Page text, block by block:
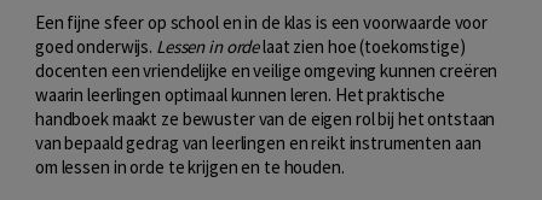
Een fijne sfeer op school en in de klas is een voorwaarde voor
goed onderwijs. Lessen in ordelaat zien hoe (toekomstige)
docenten een vriendelijke en veilige omgeving kunnen creëren
waarin leerlingen optimaal kunnen leren. Het praktische
handboek maakt ze bewuster van de eigen rol bij het ontstaan
van bepaald gedrag van leerlingen en reikt instrumenten aan
om lessen in orde te krijgen en te houden.